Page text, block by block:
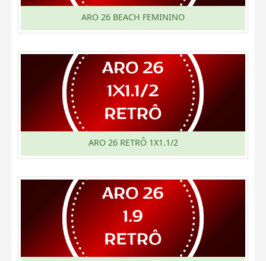
ARO 26 BEACH FEMININO
ARO 26 RETRÔ 1X1.1/2